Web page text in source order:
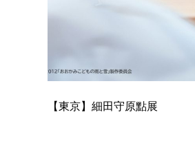
【東京】細田守原點展